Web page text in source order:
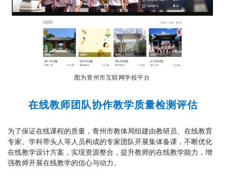
图为青州市互联网学校平台
在线教师团队协作教学质量检测评估
为了保证在线课程的质量，青州市教体局组建由教研员、在线教育
专家、学科带头人等人员构成的专家团队开展集体备课，不断优化
在线教学设计方案，实现资源整合，提升教师的在线教学能力，增
强教师开展在线教学的信心与动力。